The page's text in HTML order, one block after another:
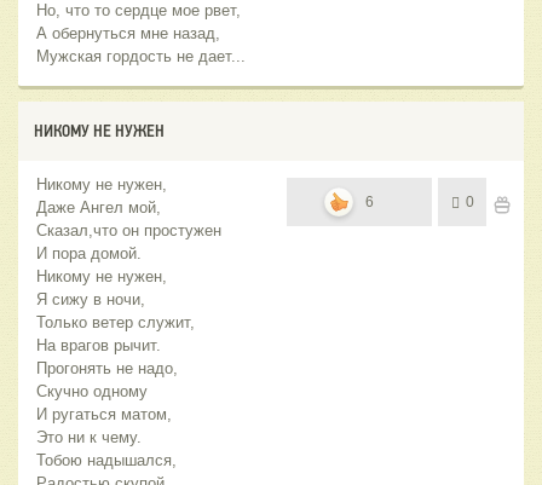
Но, что то сердце мое рвет,
А обернуться мне назад,
Мужская гордость не дает...
НИКОМУ НЕ НУЖЕН
Никому не нужен,
Даже Ангел мой,
Сказал,что он простужен
И пора домой.
Никому не нужен,
Я сижу в ночи,
Только ветер служит,
На врагов рычит.
Прогонять не надо,
Скучно одному
И ругаться матом,
Это ни к чему.
Тобою надышался,
6 0